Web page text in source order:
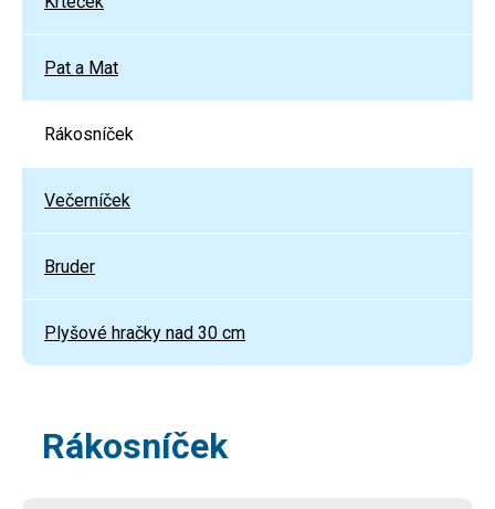
Pat a Mat
Rákosníček
Večerníček
Bruder
Plyšové hračky nad 30 cm
Rákosníček